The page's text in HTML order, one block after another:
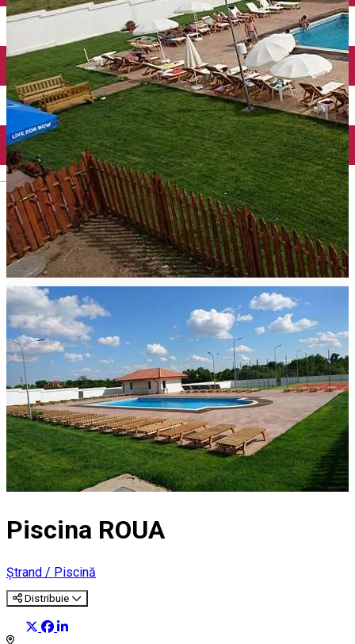
English
Închirieri auto
Închirieri biciclete
Taxi
Încărcare vehicule electrice
Piscina ROUA
Ștrand / Piscină
Distribuie